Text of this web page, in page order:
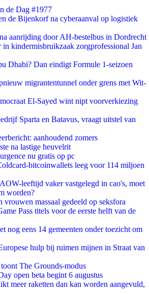
de Dag #1977
de Bijenkorf na cyberaanval op logistiek
aanrijding door AH-bestelbus in Dordrecht
kindermisbruikzaak zorgprofessional Jan
Dhabi? Dan eindigt Formule 1-seizoen
migrantentunnel onder grens met Wit-
El-Sayed wint nipt voorverkiezing
Sparta en Batavus, vraagt uitstel van
aanhoudend zomers
na lastige heuvelrit
nu gratis op pc
bitcoinwallets leeg voor 114 miljoen
leeftijd vaker vastgelegd in cao's, moet
worden?
vrouwen massaal gedeeld op seksfora
Pass titels voor de eerste helft van de
nog eens 14 gemeenten onder toezicht om
hulp bij ruimen mijnen in Straat van
The Grounds-modus
open beta begint 6 augustus
meer raketten dan kan worden aangevuld,